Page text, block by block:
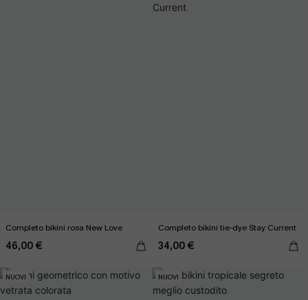
Completo bikini rosa New Love
46,00 €
Completo bikini tie-dye Stay Current
34,00 €
NUOVI NUOVI